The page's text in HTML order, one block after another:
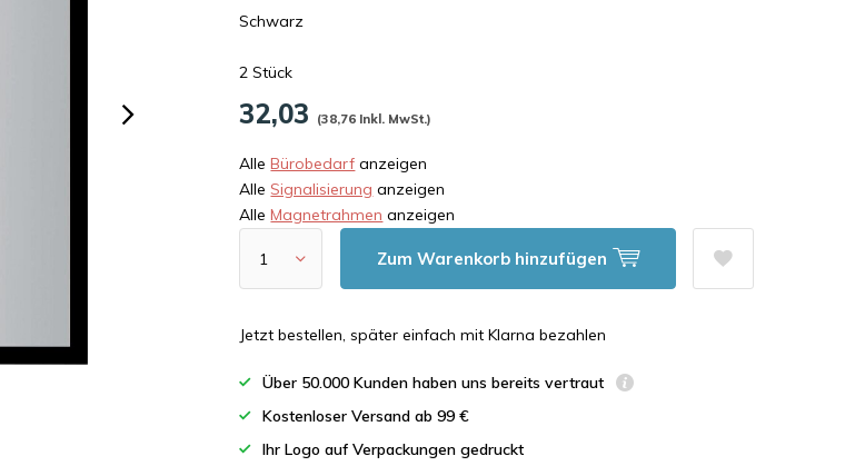
Schwarz
2 Stück
32,03 (38,76 Inkl. MwSt.)
AlleBürobedarf anzeigen
AlleSignalisierung anzeigen
AlleMagnetrahmen anzeigen
Zum Warenkorb hinzufügen
Jetzt bestellen, später einfach mit Klarna bezahlen
Über 50.000 Kunden haben uns bereits vertraut
Kostenloser Versand ab 99 €
Ihr Logo auf Verpackungen gedruckt